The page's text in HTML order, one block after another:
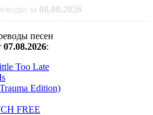
за 08.08.2026
песен
07.08.2026:
Too Late
Edition)
FREE